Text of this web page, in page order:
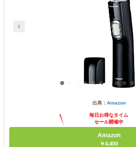
出典： Amazon
毎日お得なタイム
セール開催中
Amazon
￥4,400